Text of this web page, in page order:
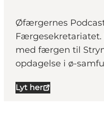
Øfærgernes
med færgen til
opdagelse i ø-
Lyt her